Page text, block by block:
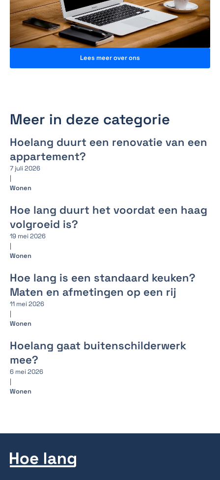
Lees meer over ons
Meer in deze categorie
Hoelang duurt een renovatie van een
appartement?
7 juli 2026
|
Wonen
Hoe lang duurt het voordat een haag
volgroeid is?
19 mei 2026
|
Wonen
Hoe lang is een standaard keuken?
Maten en afmetingen op een rij
11 mei 2026
|
Wonen
Hoelang gaat buitenschilderwerk
mee?
6 mei 2026
|
Wonen